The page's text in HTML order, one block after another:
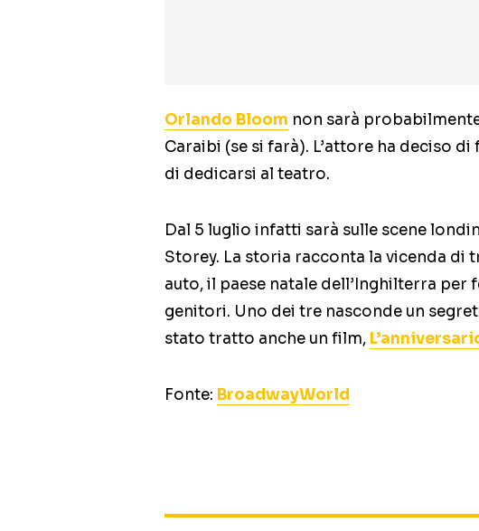
Orlando Bloom non sarà
Caraibi (se si farà). L’attore ha deciso
di dedicarsi al teatro.
Dal 5 luglio infatti sarà sulle scene
Storey. La storia racconta la vicenda di
auto, il paese natale dell’Inghilterra per
genitori. Uno dei tre nasconde un
stato tratto anche un film,
Fonte: BroadwayWorld